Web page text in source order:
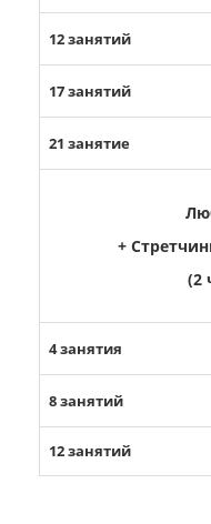
12 занятий
17 занятий
21 занятие
+
(2
4 занятия
8 занятий
12 занятий